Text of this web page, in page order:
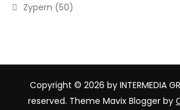
Zypern (50)
Copyright © 2026 by INTERMEDIA
reserved. Theme Mavix Blogger by